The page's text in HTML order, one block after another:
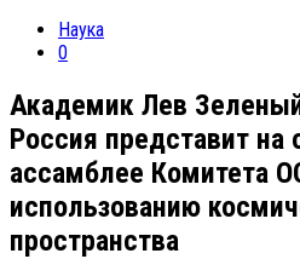
Наука
0
Академик Лев
Россия представит на
ассамблее Комитета
использованию
пространства